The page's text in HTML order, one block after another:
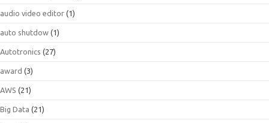
audio video editor (1)
auto shutdow (1)
Autotronics (27)
award (3)
AWS (21)
Big Data (21)